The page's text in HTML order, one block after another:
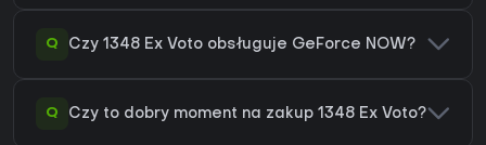
Q Czy 1348 Ex Voto obsługuje GeForce NOW?
Q Czy to dobry moment na zakup 1348 Ex Voto?